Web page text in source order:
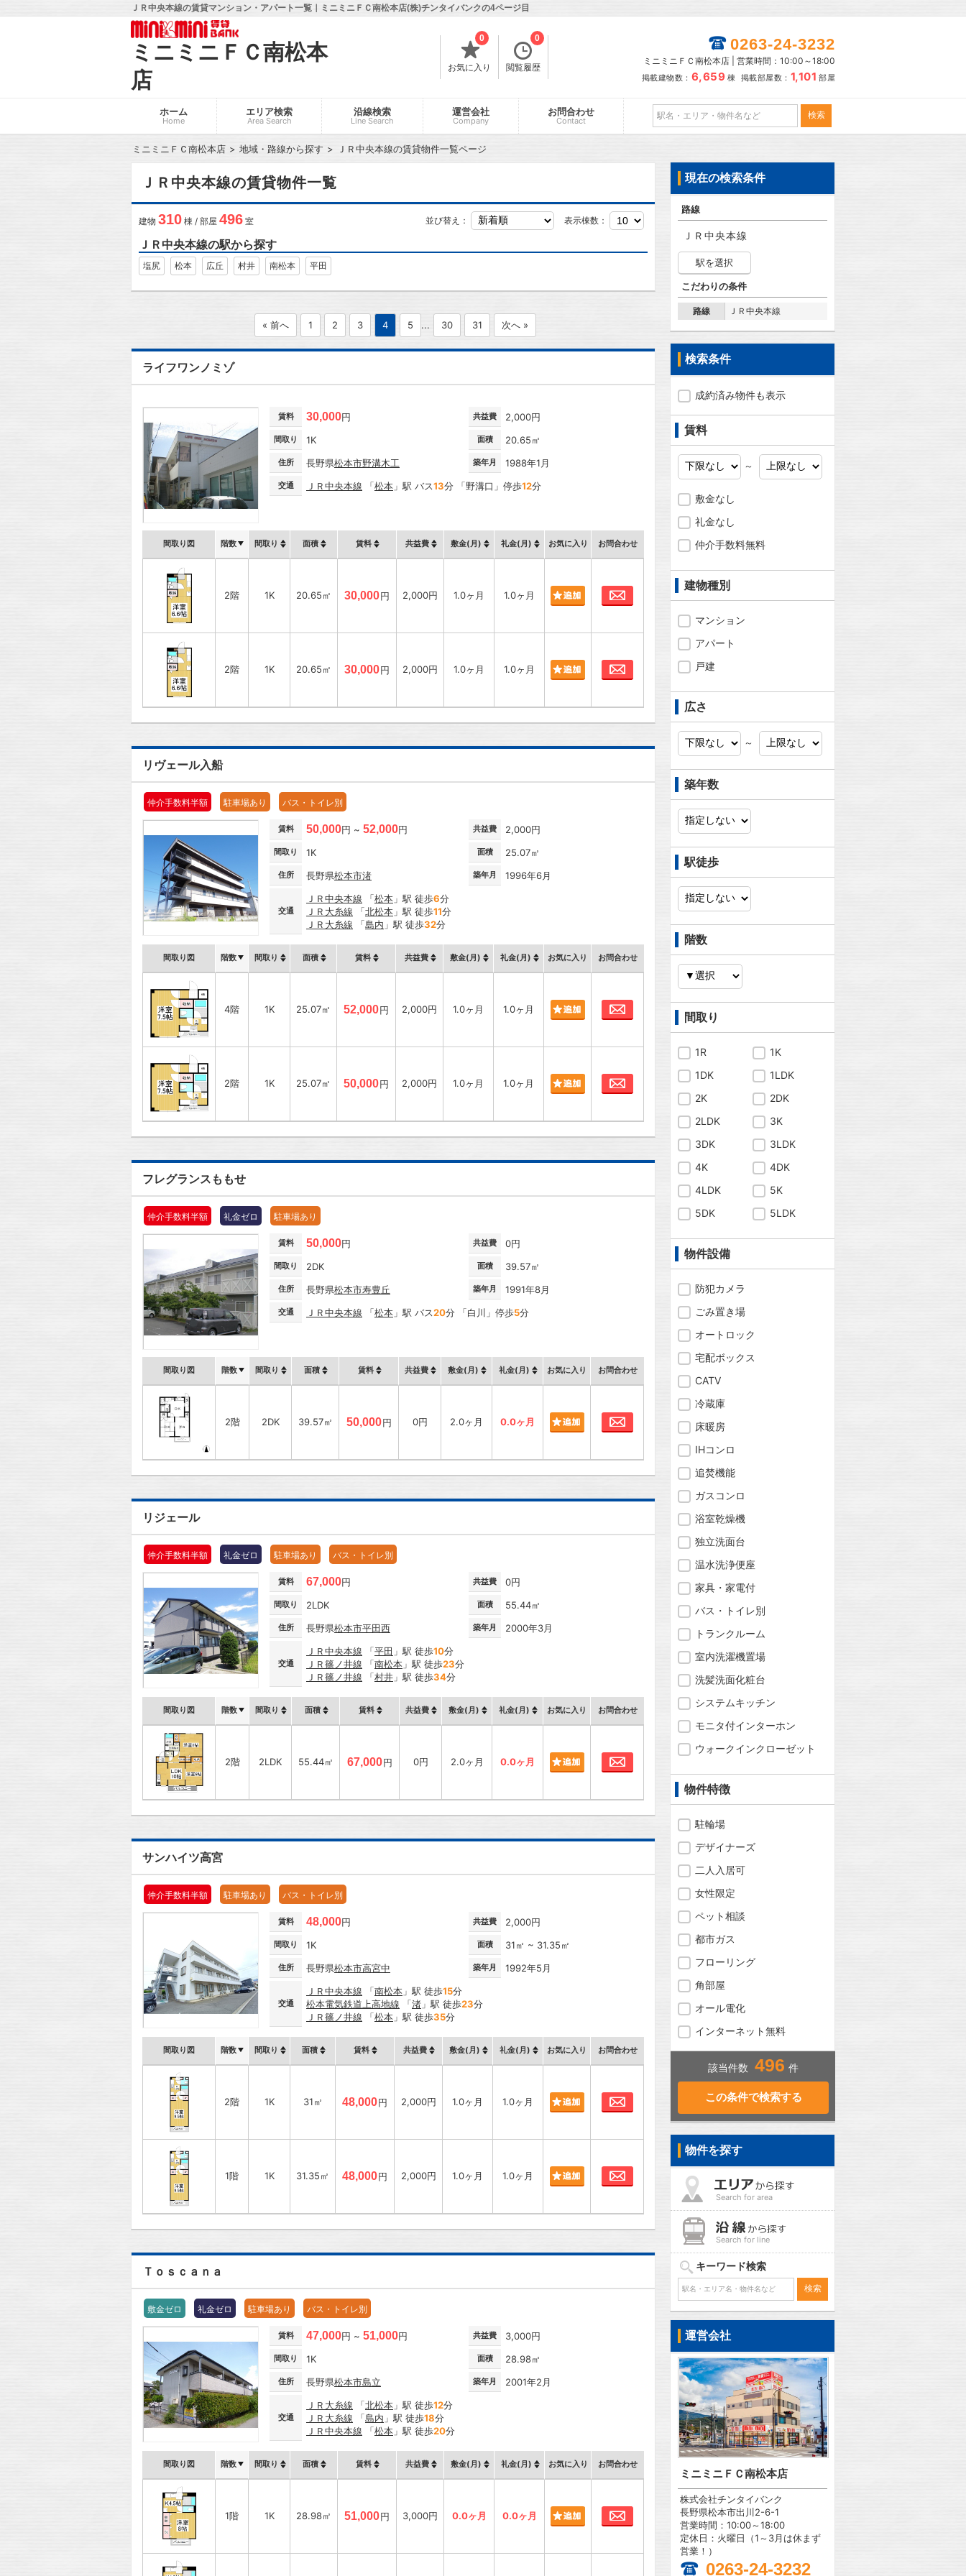
ＪＲ中央本線の賃貸マンション・アパート一覧｜ミニミニＦＣ南松本店(株)チンタイバンクの4ページ目
ミニミニＦＣ南松本
店
お気に入り
0
閲覧履歴
0 0263-24-3232
ミニミニＦＣ南松本店 | 営業時間：10:00～18:00
掲載建物数： 6,659 棟 掲載部屋数： 1,101 部屋
ホーム
Home
エリア検索
Area Search
沿線検索
Line Search
運営会社
Company
お問合わせ
Contact
ミニミニＦＣ南松本店 地域・路線から探す ＪＲ中央本線の賃貸物件一覧ページ
ＪＲ中央本線の賃貸物件一覧
建物 310 棟 / 部屋 496 室 並び替え：
ＪＲ中央本線の駅から探す
塩尻 松本 広丘 村井 南松本 平田
表示棟数：
« 前へ 1 2 3 4 5 ... 30 31 次へ »
ライフワンノミゾ
賃料 30,000円 共益費 2,000円
間取り 1K 面積 20.65㎡
住所 長野県松本市野溝木工 築年月 1988年1月
交通 ＪＲ中央本線 「松本 」駅 バス13分 「野溝口」停歩12分
間取り図 階数 間取り 面積 賃料 共益費 敷金(月) 礼金(月) お気に入り お問合わせ
2階 1K 20.65㎡ 30,000円 2,000円 1.0ヶ月 1.0ヶ月
2階 1K 20.65㎡ 30,000円 2,000円 1.0ヶ月 1.0ヶ月 お問合わせ
リヴェール入船
仲介手数料半額 駐車場あり バス・トイレ別
賃料 50,000円 ~ 52,000円 共益費 2,000円
間取り 1K 面積 25.07㎡
住所 長野県松本市渚 築年月 1996年6月
交通
ＪＲ中央本線 「松本 」駅 徒歩6分
ＪＲ大糸線 「北松本 」駅 徒歩11分
ＪＲ大糸線 「島内 」駅 徒歩32分
間取り図 階数 間取り 面積 賃料 共益費 敷金(月) 礼金(月) お気に入り お問合わせ
4階 1K 25.07㎡ 52,000円 2,000円 1.0ヶ月 1.0ヶ月 お問合わせ
2階 1K 25.07㎡ 50,000円 2,000円 1.0ヶ月 1.0ヶ月 お問合わせ
フレグランスももせ
仲介手数料半額 礼金ゼロ 駐車場あり
賃料 50,000円 共益費 0円
間取り 2DK 面積 39.57㎡
住所 長野県松本市寿豊丘 築年月 1991年8月
交通 ＪＲ中央本線 「松本 」駅 バス20分 「白川」停歩5分
間取り図 階数 間取り 面積 賃料 共益費 敷金(月) 礼金(月) お気に入り お問合わせ
2階 2DK 39.57㎡ 50,000円 0円 2.0ヶ月 0.0ヶ月 お問合わせ
リジェール
仲介手数料半額 礼金ゼロ 駐車場あり バス・トイレ別
賃料 67,000円 共益費 0円
間取り 2LDK 面積 55.44㎡
住所 長野県松本市平田西 築年月 2000年3月
交通
ＪＲ中央本線 「平田 」駅 徒歩10分
ＪＲ篠ノ井線 「南松本 」駅 徒歩23分
ＪＲ篠ノ井線 「村井 」駅 徒歩34分
間取り図 階数 間取り 面積 賃料 共益費 敷金(月) 礼金(月) お気に入り お問合わせ
2階 2LDK 55.44㎡ 67,000円 0円 2.0ヶ月 0.0ヶ月 お問合わせ
サンハイツ高宮
仲介手数料半額 駐車場あり バス・トイレ別
賃料 48,000円 共益費 2,000円
間取り 1K 面積 31㎡ ~ 31.35㎡
住所 長野県松本市高宮中 築年月 1992年5月
交通
ＪＲ中央本線 「南松本 」駅 徒歩15分
松本電気鉄道上高地線 「渚 」駅 徒歩23分
ＪＲ篠ノ井線 「松本 」駅 徒歩35分
間取り図 階数 間取り 面積 賃料 共益費 敷金(月) 礼金(月) お気に入り お問合わせ
2階 1K 31㎡ 48,000円 2,000円 1.0ヶ月 1.0ヶ月 お問合わせ
1階 1K 31.35㎡ 48,000円 2,000円 1.0ヶ月 1.0ヶ月 お問合わせ
Ｔｏｓｃａｎａ
敷金ゼロ 礼金ゼロ 駐車場あり バス・トイレ別
賃料 47,000円 ~ 51,000円 共益費 3,000円
間取り 1K 面積 28.98㎡
住所 長野県松本市島立 築年月 2001年2月
交通
ＪＲ大糸線 「北松本 」駅 徒歩12分
ＪＲ大糸線 「島内 」駅 徒歩18分
ＪＲ中央本線 「松本 」駅 徒歩20分
間取り図 階数 間取り 面積 賃料 共益費 敷金(月) 礼金(月) お気に入り お問合わせ
1階 1K 28.98㎡ 51,000円 3,000円 0.0ヶ月 0.0ヶ月
現在の検索条件
路線
ＪＲ中央本線
駅を選択
こだわりの条件
路線 ＪＲ中央本線
検索条件
成約済み物件も表示
賃料
～
敷金なし
礼金なし
仲介手数料無料
建物種別
マンション
アパート
戸建
広さ
～
築年数
駅徒歩
階数
間取り
1R
1K
1DK
1LDK
2K
2DK
2LDK
3K
3DK
3LDK
4K
4DK
4LDK
5K
5DK
5LDK
物件設備
防犯カメラ
ごみ置き場
オートロック
宅配ボックス
CATV
冷蔵庫
床暖房
IHコンロ
追焚機能
ガスコンロ
浴室乾燥機
独立洗面台
温水洗浄便座
家具・家電付
バス・トイレ別
トランクルーム
室内洗濯機置場
洗髪洗面化粧台
システムキッチン
モニタ付インターホン
ウォークインクローゼット
物件特徴
駐輪場
デザイナーズ
二人入居可
女性限定
ペット相談
都市ガス
フローリング
角部屋
オール電化
インターネット無料
該当件数 496 件
物件を探す
Search for area
Search for line
キーワード検索
運営会社
ミニミニＦＣ南松本店
株式会社チンタイバンク
長野県松本市出川2-6-1
営業時間：10:00～18:00
定休日：火曜日（1～3月は休まず
営業！）
0263-24-3232